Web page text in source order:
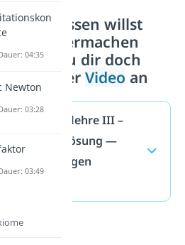
du wissen willst
du weitermachen
schau dir doch
unser Video an
Schwingungslehre III –
Partikuläre Lösung —
häufigste Fragen
04:35
Newton
03:28
03:49